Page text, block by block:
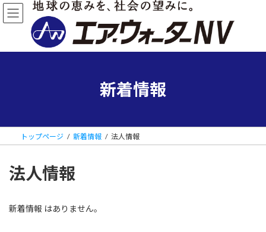
コ
ン
ツ
ナ
ビ
シ
新着情報
トップページ 新着情報 法人情報
法人情報
新着情報 はありません。